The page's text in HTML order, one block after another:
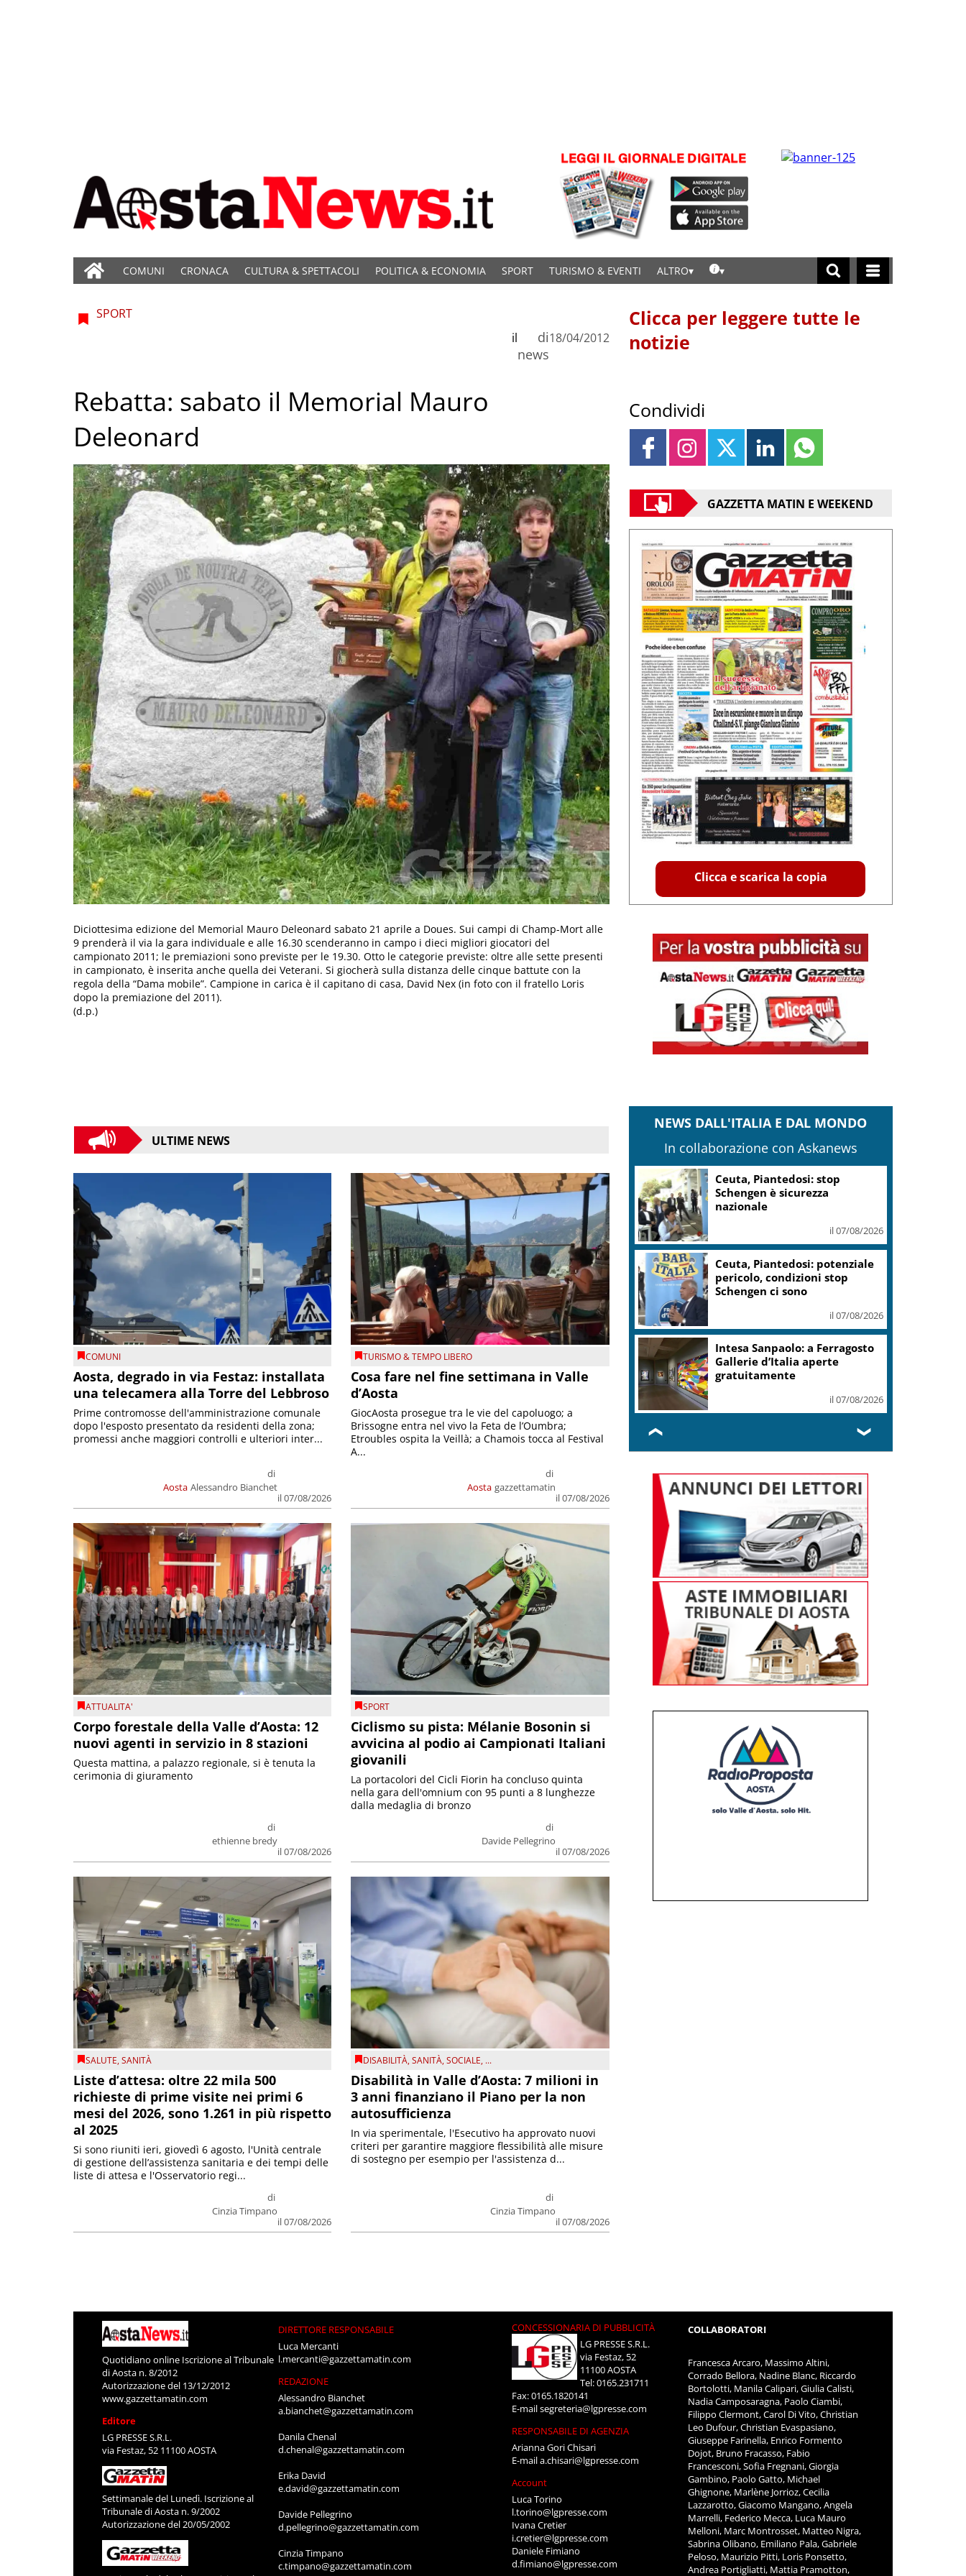
COMUNI CRONACA CULTURA & SPETTACOLI POLITICA & ECONOMIA SPORT TURISMO & EVENTI ALTRO
SPORT
di
news
il 18/04/2012
Rebatta: sabato il Memorial Mauro
Deleonard
Diciottesima edizione del Memorial Mauro Deleonard sabato 21 aprile a Doues. Sui campi di Champ-Mort alle
9 prenderà il via la gara individuale e alle 16.30 scenderanno in campo i dieci migliori giocatori del
campionato 2011; le premiazioni sono previste per le 19.30. Otto le categorie previste: oltre alle sette presenti
in campionato, è inserita anche quella dei Veterani. Si giocherà sulla distanza delle cinque battute con la
regola della “Dama mobile”. Campione in carica è il capitano di casa, David Nex (in foto con il fratello Loris
dopo la premiazione del 2011).
(d.p.)
ULTIME NEWS
COMUNI
Aosta, degrado in via Festaz: installata
una telecamera alla Torre del Lebbroso
Aosta
di
Alessandro Bianchet
il 07/08/2026
Prime contromosse dell'amministrazione comunale
dopo l'esposto presentato da residenti della zona;
promessi anche maggiori controlli e ulteriori inter...
TURISMO & TEMPO LIBERO
Cosa fare nel fine settimana in Valle
d’Aosta
Aosta
di
gazzettamatin
il 07/08/2026
GiocAosta prosegue tra le vie del capoluogo; a
Brissogne entra nel vivo la Feta de l’Oumbra;
Etroubles ospita la Veillà; a Chamois tocca al Festival
A...
ATTUALITA'
Corpo forestale della Valle d’Aosta: 12
nuovi agenti in servizio in 8 stazioni
di
ethienne bredy
il 07/08/2026
Questa mattina, a palazzo regionale, si è tenuta la
cerimonia di giuramento
SPORT
Ciclismo su pista: Mélanie Bosonin si
avvicina al podio ai Campionati Italiani
giovanili
di
Davide Pellegrino
il 07/08/2026
La portacolori del Cicli Fiorin ha concluso quinta
nella gara dell'omnium con 95 punti a 8 lunghezze
dalla medaglia di bronzo
SALUTE,SANITÀ
Liste d’attesa: oltre 22 mila 500
richieste di prime visite nei primi 6
mesi del 2026, sono 1.261 in più rispetto
al 2025
di
Cinzia Timpano
il 07/08/2026
Si sono riuniti ieri, giovedì 6 agosto, l'Unità centrale
di gestione dell’assistenza sanitaria e dei tempi delle
liste di attesa e l'Osservatorio regi...
DISABILITÀ,SANITÀ,SOCIALE, ...
Disabilità in Valle d’Aosta: 7 milioni in
3 anni finanziano il Piano per la non
autosufficienza
di
Cinzia Timpano
il 07/08/2026
In via sperimentale, l'Esecutivo ha approvato nuovi
criteri per garantire maggiore flessibilità alle misure
di sostegno per esempio per l'assistenza d...
Clicca per leggere tutte le
notizie
Condividi
GAZZETTA MATIN E WEEKEND
Clicca e scarica la copia
NEWS DALL'ITALIA E DAL MONDO
In collaborazione con Askanews
Ceuta, Piantedosi: stop
Schengen è sicurezza
nazionale
il 07/08/2026
Ceuta, Piantedosi: potenziale
pericolo, condizioni stop
Schengen ci sono
il 07/08/2026
Intesa Sanpaolo: a Ferragosto
Gallerie d’Italia aperte
gratuitamente
il 07/08/2026
❮ ❯
Quotidiano online Iscrizione al Tribunale
di Aosta n. 8/2012
Autorizzazione del 13/12/2012
www.gazzettamatin.com
Editore
LG PRESSE S.R.L.
via Festaz, 52 11100 AOSTA
Settimanale del Lunedì. Iscrizione al
Tribunale di Aosta n. 9/2002
Autorizzazione del 20/05/2002
DIRETTORE RESPONSABILE
Luca Mercanti
l.mercanti@gazzettamatin.com
REDAZIONE
Alessandro Bianchet
a.bianchet@gazzettamatin.com
Danila Chenal
d.chenal@gazzettamatin.com
Erika David
e.david@gazzettamatin.com
Davide Pellegrino
d.pellegrino@gazzettamatin.com
Cinzia Timpano
c.timpano@gazzettamatin.com
CONCESSIONARIA DI PUBBLICITÀ
LG PRESSE S.R.L.
via Festaz, 52
11100 AOSTA
Tel: 0165.231711
Fax: 0165.1820141
E-mailsegreteria@lgpresse.com
RESPONSABILE DI AGENZIA
Arianna Gori Chisari
E-maila.chisari@lgpresse.com
Account
Luca Torino
l.torino@lgpresse.com
Ivana Cretier
i.cretier@lgpresse.com
Daniele Fimiano
d.fimiano@lgpresse.com
COLLABORATORI
Francesca Arcaro, Massimo Altini,
Corrado Bellora, Nadine Blanc, Riccardo
Bortolotti, Manila Calipari, Giulia Calisti,
Nadia Camposaragna, Paolo Ciambi,
Filippo Clermont, Carol Di Vito, Christian
Leo Dufour, Christian Evaspasiano,
Giuseppe Farinella, Enrico Formento
Dojot, Bruno Fracasso, Fabio
Francesconi, Sofia Fregnani, Giorgia
Gambino, Paolo Gatto, Michael
Ghignone, Marlène Jorrioz, Cecilia
Lazzarotto, Giacomo Mangano, Angela
Marrelli, Federico Mecca, Luca Mauro
Melloni, Marc Montrosset, Matteo Nigra,
Sabrina Olibano, Emiliano Pala, Gabriele
Peloso, Maurizio Pitti, Loris Ponsetto,
Andrea Portigliatti, Mattia Pramotton,